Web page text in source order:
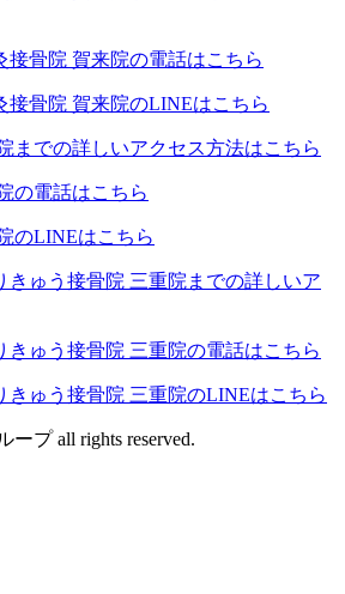
プ all rights reserved.